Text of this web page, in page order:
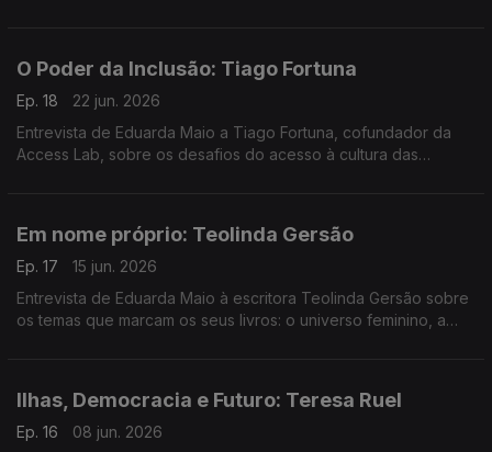
O Poder da Inclusão: Tiago Fortuna
Ep. 18
22 jun. 2026
Entrevista de Eduarda Maio a Tiago Fortuna, cofundador da
Access Lab, sobre os desafios do acesso à cultura das
Em nome próprio: Teolinda Gersão
Ep. 17
15 jun. 2026
Entrevista de Eduarda Maio à escritora Teolinda Gersão sobre
os temas que marcam os seus livros: o universo feminino, a
Ilhas, Democracia e Futuro: Teresa Ruel
Ep. 16
08 jun. 2026